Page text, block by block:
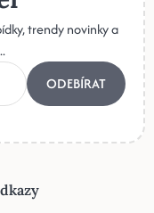
trendy novinky a
ODEBÍRAT